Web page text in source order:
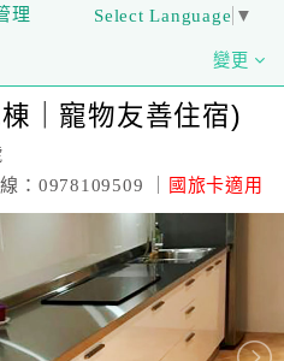
理 Select Language ▼
變更
｜寵物友善住宿)
：0978109509 ｜
國旅卡適用